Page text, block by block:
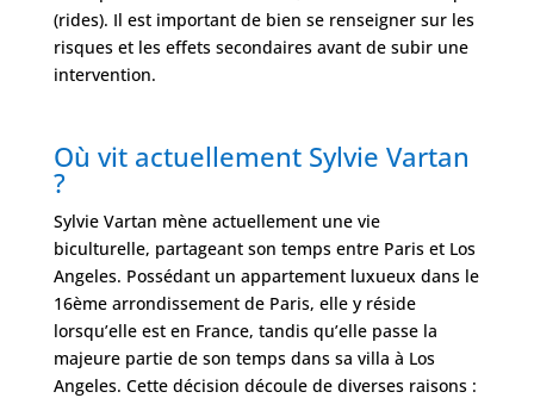
(rides). Il est important de bien se renseigner sur les
risques et les effets secondaires avant de subir une
intervention.
Où vit actuellement Sylvie Vartan
?
Sylvie Vartan mène actuellement une vie
biculturelle, partageant son temps entre Paris et Los
Angeles. Possédant un appartement luxueux dans le
16ème arrondissement de Paris, elle y réside
lorsqu’elle est en France, tandis qu’elle passe la
majeure partie de son temps dans sa villa à Los
Angeles. Cette décision découle de diverses raisons :